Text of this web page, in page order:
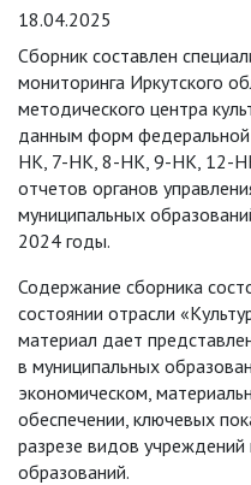
18.04.2025
Сборник составлен
мониторинга Иркутского
методического центра
данным форм федеральной
НК, 7-НК, 8-НК, 9-НК, 12-
отчетов органов
муниципальных
2024 годы.
Содержание сборника
состоянии отрасли
материал дает
в муниципальных
экономическом,
обеспечении, ключевых
разрезе видов учреждений
образований.